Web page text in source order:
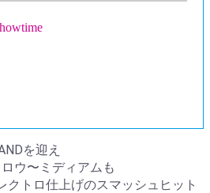
を迎え
ウ〜ミディアムも
クトロ仕上げのスマッシュヒット